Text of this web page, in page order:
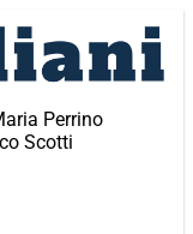
Perrino
Scotti